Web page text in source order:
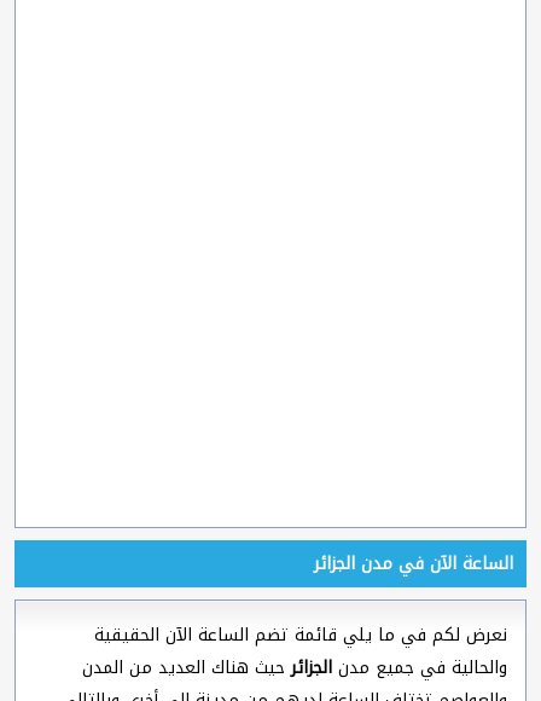
الساعة الآن في مدن الجزائر
نعرض لكم في ما يلي قائمة تضم الساعة الآن الحقيقية
والحالية في جميع مدنالجزائرحيث هناك العديد من المدن